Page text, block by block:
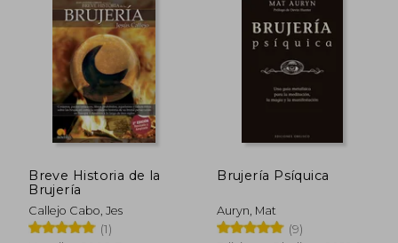
50%
dcto. $ 1.345
50%
dcto.
Breve Historia de la
Brujería
Callejo Cabo, Jes
(1)
Brujería Psíquica
Auryn, Mat
(9)